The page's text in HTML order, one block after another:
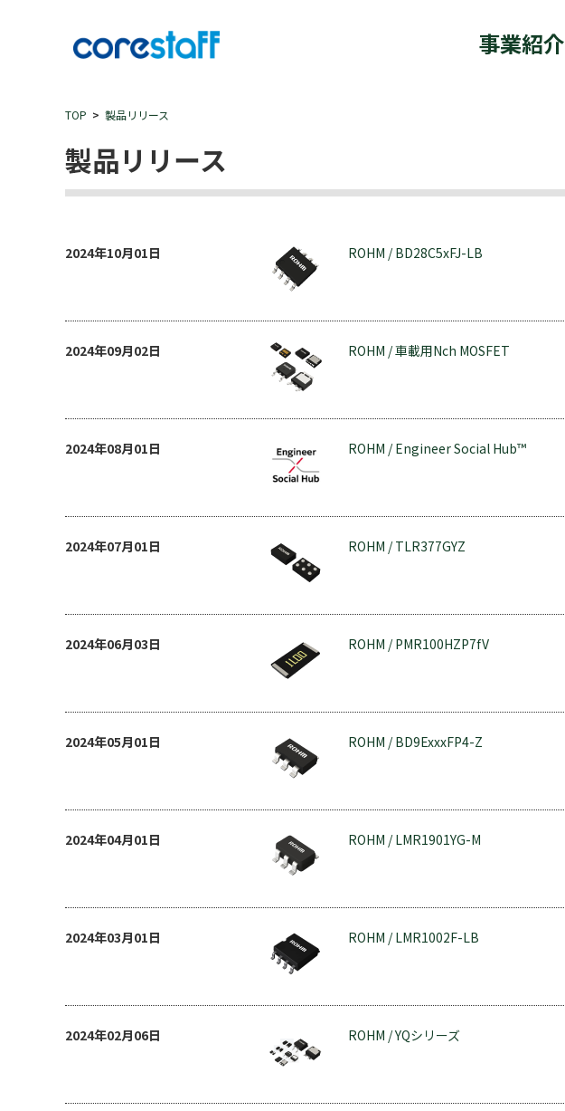
事業紹介
TOP 製品リリース
製品リリース
2024年10月01日 ROHM / BD28C5xFJ-LB
2024年09月02日 ROHM / 車載用Nch MOSFET
2024年08月01日 ROHM / Engineer Social Hub™
2024年07月01日 ROHM / TLR377GYZ
2024年06月03日 ROHM / PMR100HZP7fV
2024年05月01日 ROHM / BD9ExxxFP4-Z
2024年04月01日 ROHM / LMR1901YG-M
2024年03月01日 ROHM / LMR1002F-LB
2024年02月06日 ROHM / YQシリーズ